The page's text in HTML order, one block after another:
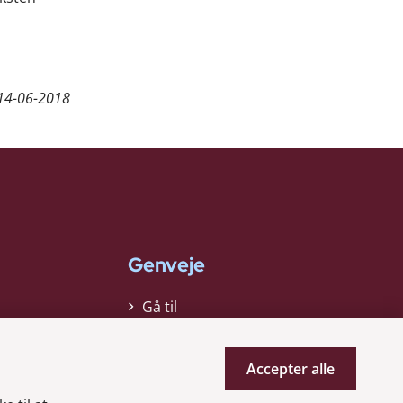
06-2018
Genveje
Gå til
Accepter alle